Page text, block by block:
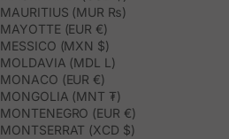
MAURITIUS (MUR ₨)
MAYOTTE (EUR €)
MESSICO (MXN $)
MOLDAVIA (MDL L)
MONACO (EUR €)
MONGOLIA (MNT ₮)
MONTENEGRO (EUR €)
MONTSERRAT (XCD $)